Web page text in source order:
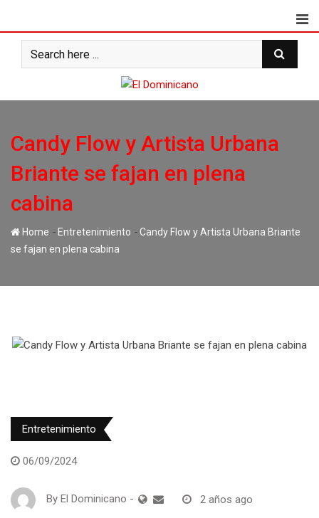
content
Candy Flow y Artista Urbana
Briante se fajan en plena
cabina
Home - Entretenimiento -Candy Flow y Artista Urbana Briante
se fajan en plena cabina
Entretenimiento
06/09/2024
By El Dominicano - 2 años ago